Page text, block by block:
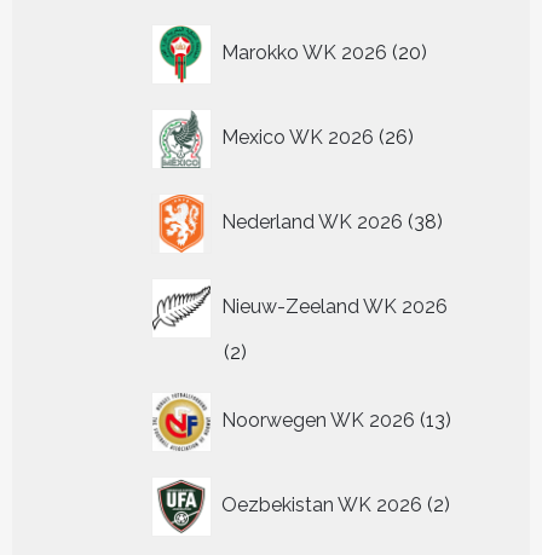
Marokko WK 2026 20
producten
Mexico WK 2026 26
producten
Nederland WK 2026 38
producten
Nieuw-Zeeland WK 2026
22
Noorwegen WK 2026 13
producten
Oezbekistan WK 2026 2
producten